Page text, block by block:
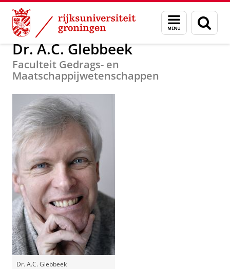
Skip
Content
Skip
Navigation
Menu
en
zoeken
Over ons Docent van het Jaar
Dr. A.C. Glebbeek
Faculteit Gedrags- en
Maatschappijwetenschappen
Dr. A.C. Glebbeek